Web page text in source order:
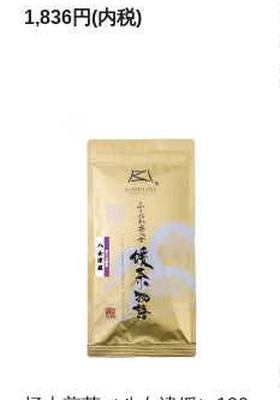
1,836円(内税)